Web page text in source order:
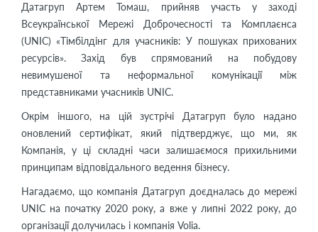
Датагруп Артем Томаш, прийняв участь у заході
Всеукраїнської Мережі Доброчесності та Комплаєнса
(UNIC) «Тімбілдінг для учасників: У пошуках прихованих
ресурсів». Захід був спрямований на побудову
невимушеної та неформальної комунікації між
представниками учасників UNIC.
Окрім іншого, на цій зустрічі Датагруп було надано
оновлений сертифікат, який підтверджує, що ми, як
Компанія, у ці складні часи залишаємося прихильними
принципам відповідального ведення бізнесу.
Нагадаємо, що компанія Датагруп доєдналась до мережі
UNIC на початку 2020 року, а вже у липні 2022 року, до
організації долучилась і компанія Volia.